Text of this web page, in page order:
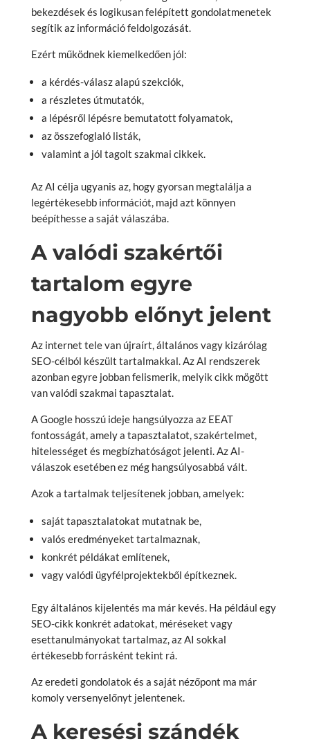
bekezdések és logikusan felépített gondolatmenetek
segítik az információ feldolgozását.
Ezért működnek kiemelkedően jól:
a kérdés-válasz alapú szekciók,
a részletes útmutatók,
a lépésről lépésre bemutatott folyamatok,
az összefoglaló listák,
valamint a jól tagolt szakmai cikkek.
Az AI célja ugyanis az, hogy gyorsan megtalálja a
legértékesebb információt, majd azt könnyen
beépíthesse a saját válaszába.
A valódi szakértői
tartalom egyre
nagyobb előnyt jelent
Az internet tele van újraírt, általános vagy kizárólag
SEO-célból készült tartalmakkal. Az AI rendszerek
azonban egyre jobban felismerik, melyik cikk mögött
van valódi szakmai tapasztalat.
A Google hosszú ideje hangsúlyozza az EEAT
fontosságát, amely a tapasztalatot, szakértelmet,
hitelességet és megbízhatóságot jelenti. Az AI-
válaszok esetében ez még hangsúlyosabbá vált.
Azok a tartalmak teljesítenek jobban, amelyek:
saját tapasztalatokat mutatnak be,
valós eredményeket tartalmaznak,
konkrét példákat említenek,
vagy valódi ügyfélprojektekből építkeznek.
Egy általános kijelentés ma már kevés. Ha például egy
SEO-cikk konkrét adatokat, méréseket vagy
esettanulmányokat tartalmaz, az AI sokkal
értékesebb forrásként tekint rá.
Az eredeti gondolatok és a saját nézőpont ma már
komoly versenyelőnyt jelentenek.
A keresési szándék